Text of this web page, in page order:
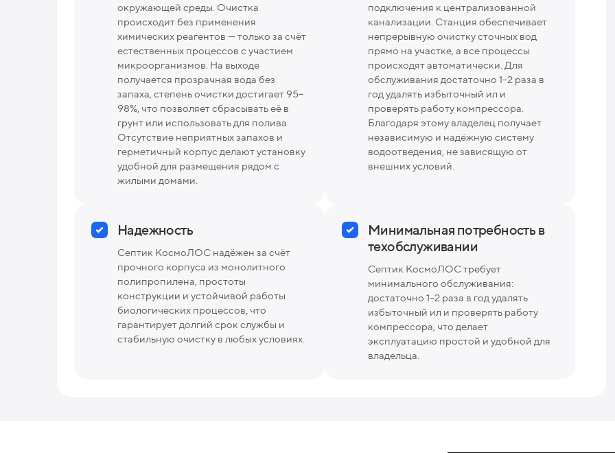
окружающей среды. Очистка
происходит без применения
химических реагентов — только за счёт
естественных процессов с участием
микроорганизмов. На выходе
получается прозрачная вода без
запаха, степень очистки достигает 95–
98%, что позволяет сбрасывать её в
грунт или использовать для полива.
Отсутствие неприятных запахов и
герметичный корпус делают установку
удобной для размещения рядом с
жилыми домами.
подключения к централизованной
канализации. Станция обеспечивает
непрерывную очистку сточных вод
прямо на участке, а все процессы
происходят автоматически. Для
обслуживания достаточно 1–2 раза в
год удалять избыточный ил и
проверять работу компрессора.
Благодаря этому владелец получает
независимую и надёжную систему
водоотведения, не зависящую от
внешних условий.
Надежность
Септик КосмоЛОС надёжен за счёт
прочного корпуса из монолитного
полипропилена, простоты
конструкции и устойчивой работы
биологических процессов, что
гарантирует долгий срок службы и
стабильную очистку в любых условиях.
Минимальная потребность в
техобслуживании
Септик КосмоЛОС требует
минимального обслуживания:
достаточно 1–2 раза в год удалять
избыточный ил и проверять работу
компрессора, что делает
эксплуатацию простой и удобной для
владельца.